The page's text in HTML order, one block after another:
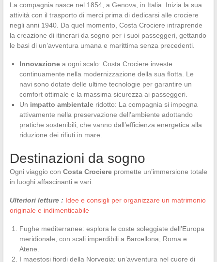
La compagnia nasce nel 1854, a Genova, in Italia. Inizia la sua
attività con il trasporto di merci prima di dedicarsi alle crociere
negli anni 1940. Da quel momento, Costa Crociere intraprende
la creazione di itinerari da sogno per i suoi passeggeri, gettando
le basi di un’avventura umana e marittima senza precedenti.
Innovazionea ogni scalo: Costa Crociere investe
continuamente nella modernizzazione della sua flotta. Le
navi sono dotate delle ultime tecnologie per garantire un
comfort ottimale e la massima sicurezza ai passeggeri.
Un impatto ambientaleridotto: La compagnia si impegna
attivamente nella preservazione dell’ambiente adottando
pratiche sostenibili, che vanno dall’efficienza energetica alla
riduzione dei rifiuti in mare.
Destinazioni da sogno
Ogni viaggio con Costa Crocierepromette un’immersione totale
in luoghi affascinanti e vari.
Ulteriori letture : Idee e consigli per organizzare un matrimonio
originale e indimenticabile
Fughe mediterranee: esplora le coste soleggiate dell’Europa
meridionale, con scali imperdibili a Barcellona, Roma e
Atene.
I maestosi fiordi della Norvegia: un’avventura nel cuore di